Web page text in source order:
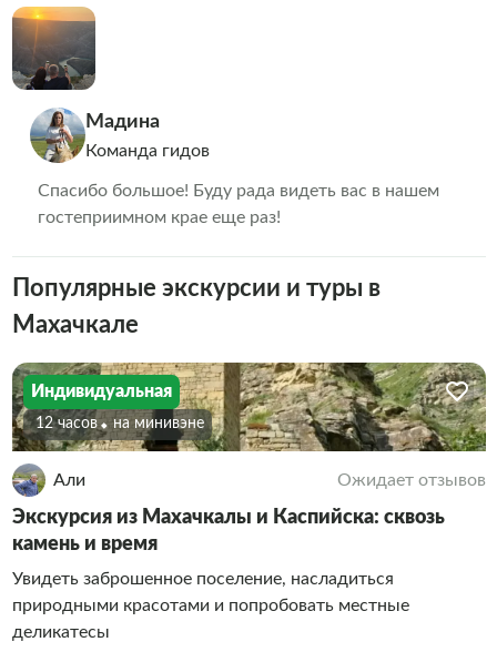
Мадина
Команда гидов
Спасибо большое! Буду рада видеть вас в нашем
гостеприимном крае еще раз!
Популярные экскурсии и туры в
Махачкале
Индивидуальная
12 часов На минивэне
Али Ожидает отзывов
Экскурсия из Махачкалы и Каспийска: сквозь
камень и время
Увидеть заброшенное поселение, насладиться
природными красотами и попробовать местные
деликатесы